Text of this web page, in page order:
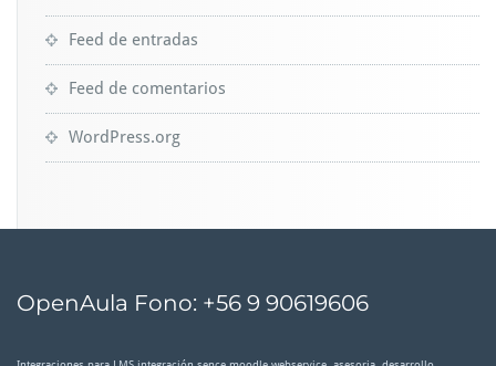
Feed de entradas
Feed de comentarios
WordPress.org
OpenAula Fono: +56 9 90619606